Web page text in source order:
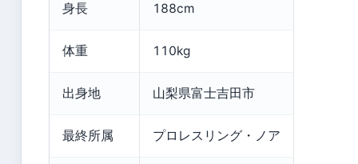
身長 188cm
体重 110kg
出身地 山梨県富士吉田市
最終所属 プロレスリング・ノア